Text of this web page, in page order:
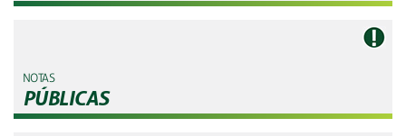
NOTAS
PÚBLICAS